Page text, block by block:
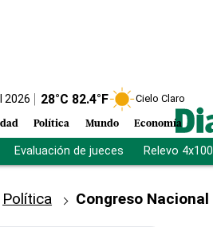
2026 28°C 82.4°F Cielo Claro
Política Mundo Economía
Evaluación de jueces Relevo 4x100
Política Congreso Nacional